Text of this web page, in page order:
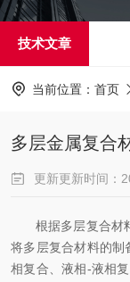
技术文章
当前位置： 首页
多层金属复合
更新更新时间：
根据多层复合材
将多层复合材料的制
相复合、液相-液相